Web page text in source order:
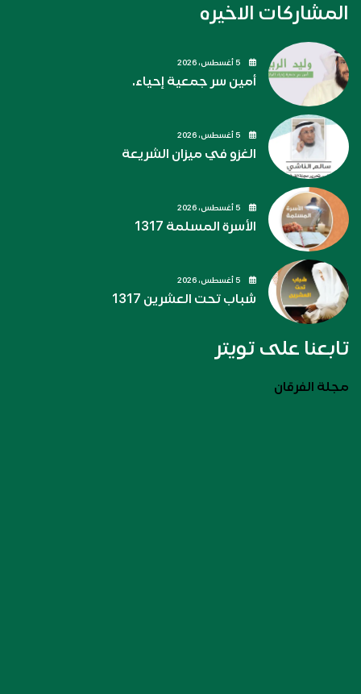
المشاركات الاخيره
أمين سر جمعية إحياء.
الغزو في ميزان الشريعة
الأسرة المسلمة 1317
شباب تحت العشرين 1317
تابعنا على تويتر
مجلة الفرقان